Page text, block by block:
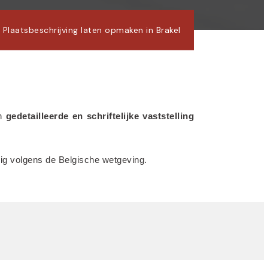
Plaatsbeschrijving laten opmaken in Brakel
gedetailleerde en schriftelijke vaststelling
volgens de Belgische wetgeving.